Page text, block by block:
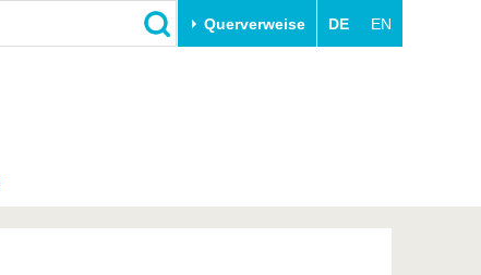
Querverweise DE EN